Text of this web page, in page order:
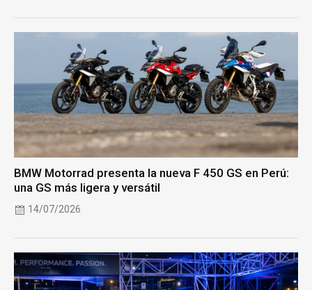
BMW Motorrad presenta la nueva F 450 GS en Perú:
una GS más ligera y versátil
14/07/2026